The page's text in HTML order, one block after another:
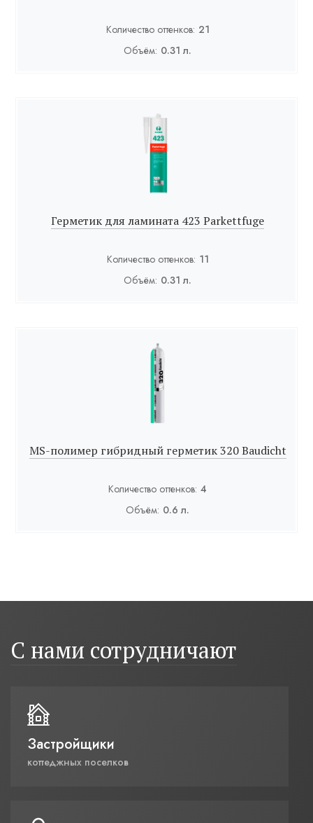
Количество оттенков: 21
Объём: 0.31 л.
Герметик для ламината 423 Parkettfuge
Количество оттенков: 11
Объём: 0.31 л.
MS-полимер гибридный герметик 320 Baudicht
Количество оттенков: 4
Объём: 0.6 л.
С нами сотрудничают
Застройщики
коттеджных поселков